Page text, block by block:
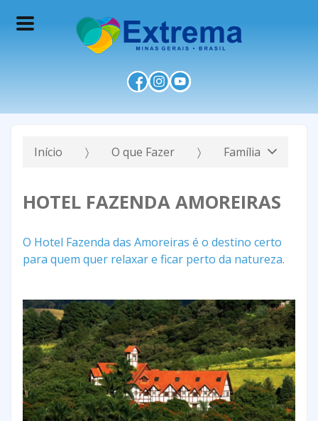
Início O que Fazer Família
HOTEL FAZENDA AMOREIRAS
O Hotel Fazenda das Amoreiras é o destino certo
para quem quer relaxar e ficar perto da natureza.